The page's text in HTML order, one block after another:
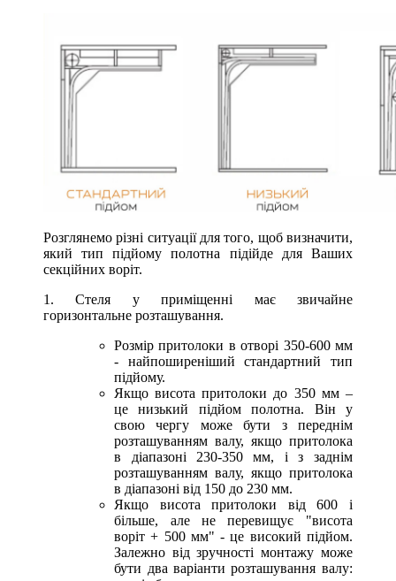
Розглянемо різні ситуації для того, щоб визначити,
який тип підйому полотна підійде для Ваших
секційних воріт.
1. Стеля у приміщенні має звичайне
горизонтальне розташування.
Розмір притолоки в отворі 350-600 мм
- найпоширеніший стандартний тип
підйому.
Якщо висота притолоки до 350 мм –
це низький підйом полотна. Він у
свою чергу може бути з переднім
розташуванням валу, якщо притолока
в діапазоні 230-350 мм, і з заднім
розташуванням валу, якщо притолока
в діапазоні від 150 до 230 мм.
Якщо висота притолоки від 600 і
більше, але не перевищує "висота
воріт + 500 мм" - це високий підйом.
Залежно від зручності монтажу може
бути два варіанти розташування валу: